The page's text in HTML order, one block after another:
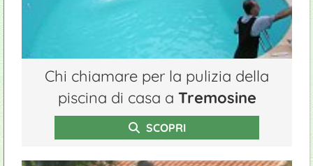
Chi chiamare per la pulizia della
piscina di casa a Tremosine
SCOPRI